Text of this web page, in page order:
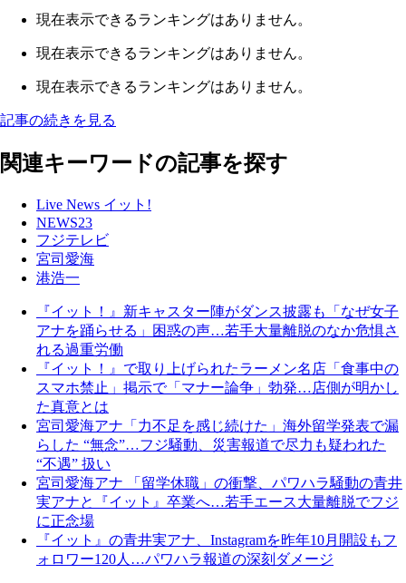
現在表示できるランキングはありません。
現在表示できるランキングはありません。
現在表示できるランキングはありません。
記事の続きを見る
関連キーワードの記事を探す
Live News イット!
NEWS23
フジテレビ
宮司愛海
港浩一
『イット！』新キャスター陣がダンス披露も「なぜ女子
アナを踊らせる」困惑の声…若手大量離脱のなか危惧さ
れる過重労働
『イット！』で取り上げられたラーメン名店「食事中の
スマホ禁止」掲示で「マナー論争」勃発…店側が明かし
た真意とは
宮司愛海アナ「力不足を感じ続けた」海外留学発表で漏
らした “無念”…フジ騒動、災害報道で尽力も疑われた
“不遇” 扱い
宮司愛海アナ 「留学休職」の衝撃、パワハラ騒動の青井
実アナと『イット』卒業へ…若手エース大量離脱でフジ
に正念場
『イット』の青井実アナ、Instagramを昨年10月開設もフ
ォロワー120人…パワハラ報道の深刻ダメージ